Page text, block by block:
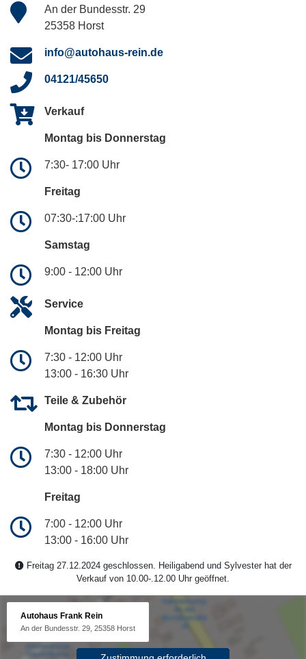
An der Bundesstr. 29
25358 Horst
info@autohaus-rein.de
04121/45650
Verkauf
Montag bis Donnerstag
7:30- 17:00 Uhr
Freitag
07:30-:17:00 Uhr
Samstag
9:00 - 12:00 Uhr
Service
Montag bis Freitag
7:30 - 12:00 Uhr
13:00 - 16:30 Uhr
Teile & Zubehör
Montag bis Donnerstag
7:30 - 12:00 Uhr
13:00 - 18:00 Uhr
Freitag
7:00 - 12:00 Uhr
13:00 - 16:00 Uhr
Freitag 27.12.2024 geschlossen. Heiligabend und Sylvester hat der
Verkauf von 10.00-.12.00 Uhr geöffnet.
Autohaus Frank Rein
An der Bundesstr. 29, 25358 Horst